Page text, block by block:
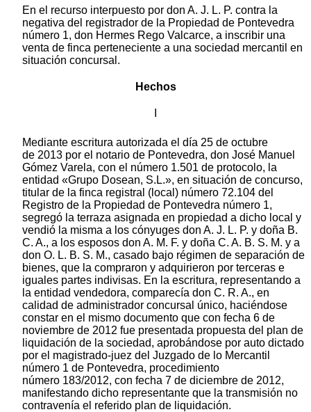
En el recurso interpuesto por don A. J. L. P. contra la
negativa del registrador de la Propiedad de Pontevedra
número 1, don Hermes Rego Valcarce, a inscribir una
venta de finca perteneciente a una sociedad mercantil en
situación concursal.
Hechos
Mediante escritura autorizada el día 25 de octubre
de 2013 por el notario de Pontevedra, don José Manuel
Gómez Varela, con el número 1.501 de protocolo, la
entidad «Grupo Dosean, S.L.», en situación de concurso,
titular de la finca registral (local) número 72.104 del
Registro de la Propiedad de Pontevedra número 1,
segregó la terraza asignada en propiedad a dicho local y
vendió la misma a los cónyuges don A. J. L. P. y doña B.
C. A., a los esposos don A. M. F. y doña C. A. B. S. M. y a
don O. L. B. S. M., casado bajo régimen de separación de
bienes, que la compraron y adquirieron por terceras e
iguales partes indivisas. En la escritura, representando a
la entidad vendedora, comparecía don C. R. A., en
calidad de administrador concursal único, haciéndose
constar en el mismo documento que con fecha 6 de
noviembre de 2012 fue presentada propuesta del plan de
liquidación de la sociedad, aprobándose por auto dictado
por el magistrado-juez del Juzgado de lo Mercantil
número 1 de Pontevedra, procedimiento
número 183/2012, con fecha 7 de diciembre de 2012,
manifestando dicho representante que la transmisión no
contravenía el referido plan de liquidación.